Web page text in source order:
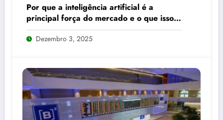
Por que a inteligência artificial é a
principal força do mercado e o que isso
significa para seus investimentos
Dezembro 3, 2025